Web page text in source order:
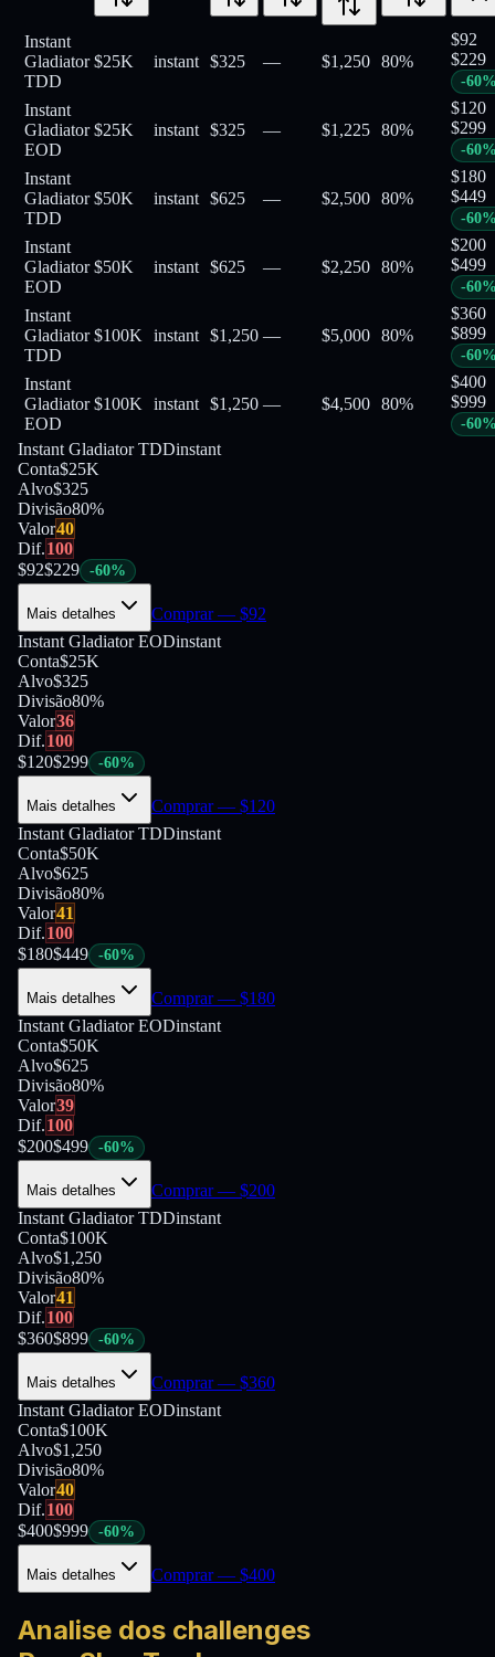
Instant
Gladiator
TDD
$25K instant $325 — $1,250 80%
$92
$229
-60
Instant
Gladiator
EOD
$25K instant $325 — $1,225 80%
$120
$299
-60
Instant
Gladiator
TDD
$50K instant $625 — $2,500 80%
$180
$449
-60
Instant
Gladiator
EOD
$50K instant $625 — $2,250 80%
$200
$499
-60
Instant
Gladiator
TDD
$100K instant $1,250 — $5,000 80%
$360
$899
-60
Instant
Gladiator
EOD
$100K instant $1,250 — $4,500 80%
$400
$999
-60
Instant Gladiator TDDinstant
Conta$25K
Alvo$325
Divisão80%
Valor40
Dif.100
$92$229 -60%
Mais detalhes Comprar— $92
Instant Gladiator EODinstant
Conta$25K
Alvo$325
Divisão80%
Valor36
Dif.100
$120$299 -60%
Mais detalhes Comprar— $120
Instant Gladiator TDDinstant
Conta$50K
Alvo$625
Divisão80%
Valor41
Dif.100
$180$449 -60%
Mais detalhes Comprar— $180
Instant Gladiator EODinstant
Conta$50K
Alvo$625
Divisão80%
Valor39
Dif.100
$200$499 -60%
Mais detalhes Comprar— $200
Instant Gladiator TDDinstant
Conta$100K
Alvo$1,250
Divisão80%
Valor41
Dif.100
$360$899 -60%
Mais detalhes Comprar— $360
Instant Gladiator EODinstant
Conta$100K
Alvo$1,250
Divisão80%
Valor40
Dif.100
$400$999 -60%
Mais detalhes Comprar— $400
Analise dos challenges